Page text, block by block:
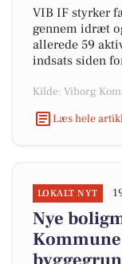
VIB IF styrker
gennem idræt
allerede 59
indsats siden
Kilde: Viborg
Læs hele
LOKALT NYT
Nye